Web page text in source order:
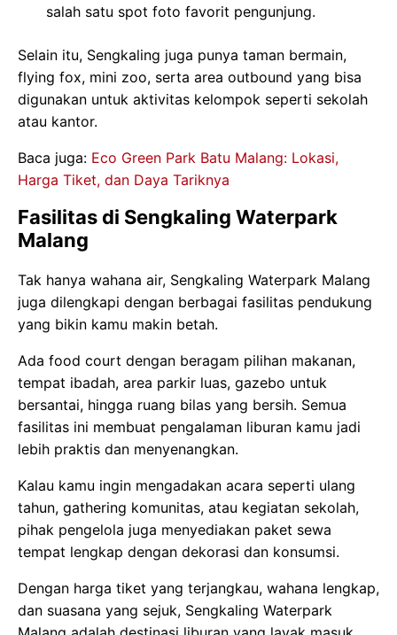
salah satu spot foto favorit pengunjung.
Selain itu, Sengkaling juga punya taman bermain,
flying fox, mini zoo, serta area outbound yang bisa
digunakan untuk aktivitas kelompok seperti sekolah
atau kantor.
Baca juga: Eco Green Park Batu Malang: Lokasi,
Harga Tiket, dan Daya Tariknya
Fasilitas di Sengkaling Waterpark
Malang
Tak hanya wahana air, Sengkaling Waterpark Malang
juga dilengkapi dengan berbagai fasilitas pendukung
yang bikin kamu makin betah.
Ada food court dengan beragam pilihan makanan,
tempat ibadah, area parkir luas, gazebo untuk
bersantai, hingga ruang bilas yang bersih. Semua
fasilitas ini membuat pengalaman liburan kamu jadi
lebih praktis dan menyenangkan.
Kalau kamu ingin mengadakan acara seperti ulang
tahun, gathering komunitas, atau kegiatan sekolah,
pihak pengelola juga menyediakan paket sewa
tempat lengkap dengan dekorasi dan konsumsi.
Dengan harga tiket yang terjangkau, wahana lengkap,
dan suasana yang sejuk, Sengkaling Waterpark